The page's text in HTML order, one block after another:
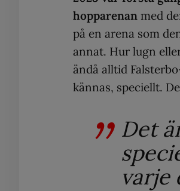
hopparenan med
på en arena som
annat. Hur lugn
ändå alltid
kännas, speciellt.
Det
varje